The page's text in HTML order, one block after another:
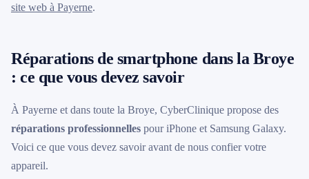
site web à Payerne.
Réparations de smartphone dans la Broye
: ce que vous devez savoir
À Payerne et dans toute la Broye, CyberClinique propose des
réparations professionnelles pour iPhone et Samsung Galaxy.
Voici ce que vous devez savoir avant de nous confier votre
appareil.